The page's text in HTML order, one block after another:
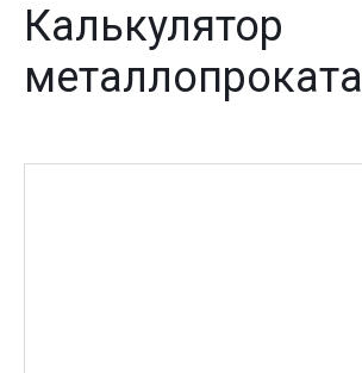
Калькулятор
металлопроката